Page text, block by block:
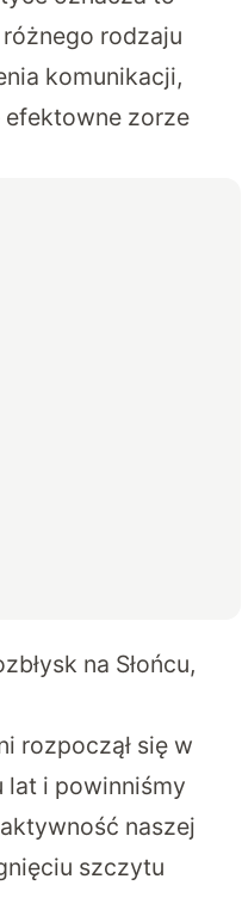
rodzaju
komunikacji,
zorze
na Słońcu,
rozpoczął się w
lat i powinniśmy
naszej
szczytu